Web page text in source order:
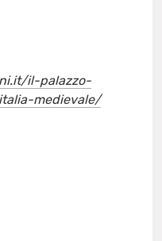
il-palazzo-
medievale/